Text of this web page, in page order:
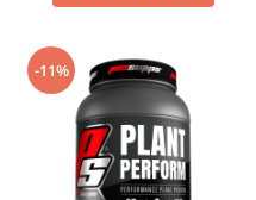
-11%